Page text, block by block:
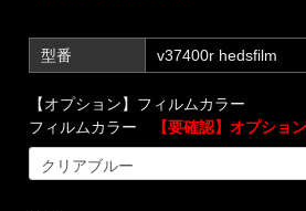
型番 v37400r hedsfilm
【オプション】フィルムカラー
フィルムカラー
【要確認】オプショ